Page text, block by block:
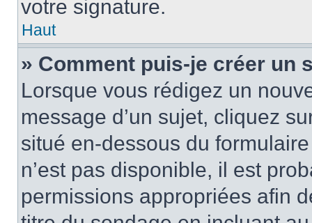
votre signature.
Haut
» Comment puis-je créer un
Lorsque vous rédigez un
message d’un sujet, cliquez
situé en-dessous du
n’est pas disponible, il est
permissions appropriées afin